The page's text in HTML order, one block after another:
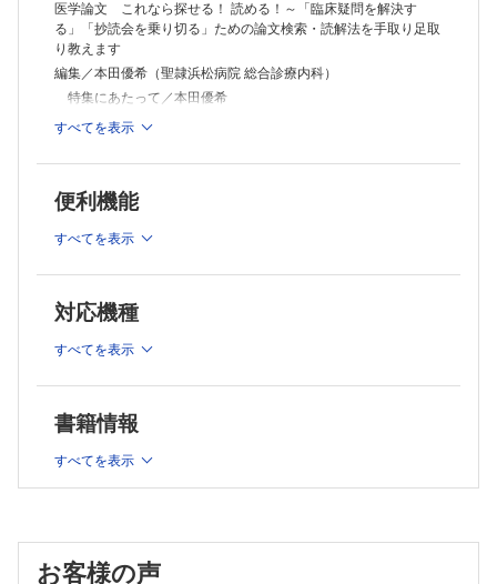
医学論文 これなら探せる！ 読める！～「臨床疑問を解決す
る」「抄読会を乗り切る」ための論文検索・読解法を手取り足取
り教えます
編集／本田優希（聖隷浜松病院 総合診療内科）
特集にあたって／本田優希
臨床研究論文とは何か，読む価値の高い論文とはどのようなも
読む価値の高い論文の見つけ方：二次資料を活用しよう！～い
きなりPubMed検索は危険！！！／工藤仁隆
PubMed検索の勘所／官澤洋平
論文の批判的吟味とは／小野雅敬
Review articleの読み方② Systematic review ～コクランレビュ
患者へのエビデンスの適用の考え方 ～EBMの最重要ステップ
連載
実践！ 画像診断Q&A―このサインを見落とすな
臨床検査専門医がコッソリ教える…検査のTips！
第59回 RCPCって，いったいどんな学習法なの？／五十嵐
すべてを表示
便利機能
すべてを表示
対応機種
すべてを表示
書籍情報
すべてを表示
お客様の声